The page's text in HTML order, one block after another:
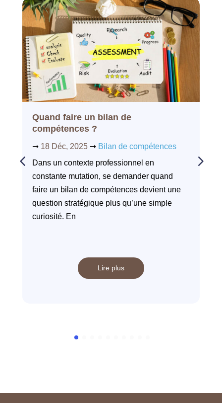
Quand faire un bilan de
compétences ?
➞ 18 Déc, 2025 ➞ Bilan de compétences
Dans un contexte professionnel en
constante mutation, se demander quand
faire un bilan de compétences devient une
question stratégique plus qu’une simple
curiosité. En
Lire plus